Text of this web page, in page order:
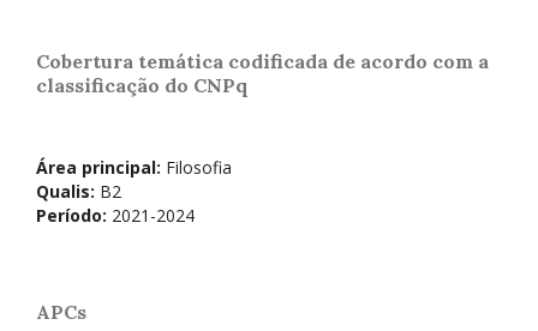
Cobertura temática codificada de acordo com a
classificação do CNPq
Área principal: Filosofia
Qualis: B2
Período: 2021-2024
APCs